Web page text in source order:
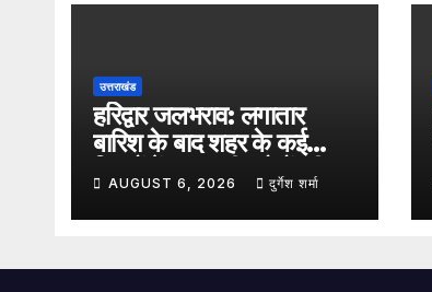
उत्तराखंड
हरिद्वार जलभराव: लगातार
बारिश के बाद शहर के कई
हिस्सों में भरा पानी, लोगों की
बढ़ीं मुश्किलें
AUGUST 6, 2026 दुर्गेश शर्मा